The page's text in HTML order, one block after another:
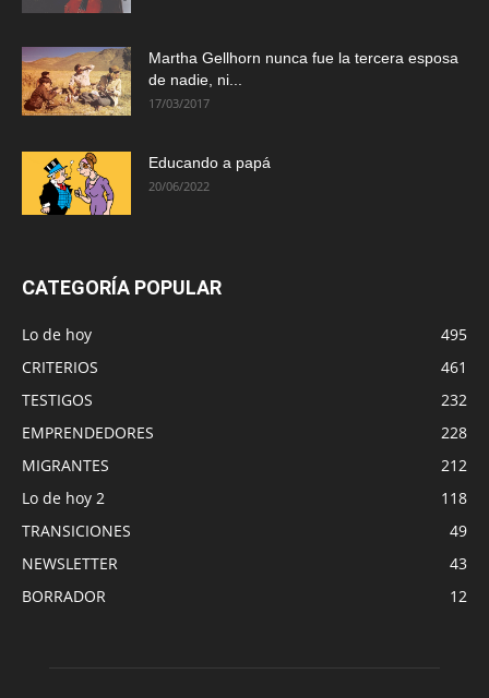
Martha Gellhorn nunca fue la tercera esposa
de nadie, ni...
17/03/2017
Educando a papá
20/06/2022
CATEGORÍA POPULAR
Lo de hoy
495
CRITERIOS
461
TESTIGOS
232
EMPRENDEDORES
228
MIGRANTES
212
Lo de hoy 2
118
TRANSICIONES
49
NEWSLETTER
43
BORRADOR
12